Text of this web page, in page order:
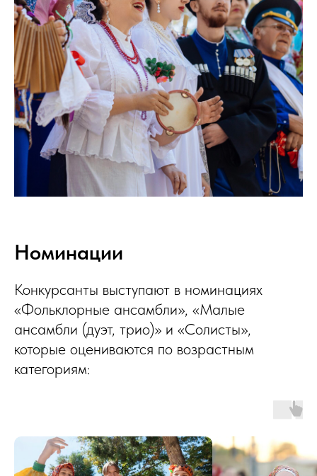
Номинации
Конкурсанты выступают в номинациях
«Фольклорные ансамбли», «Малые
ансамбли (дуэт, трио)» и «Солисты»,
которые оцениваются по возрастным
категориям: